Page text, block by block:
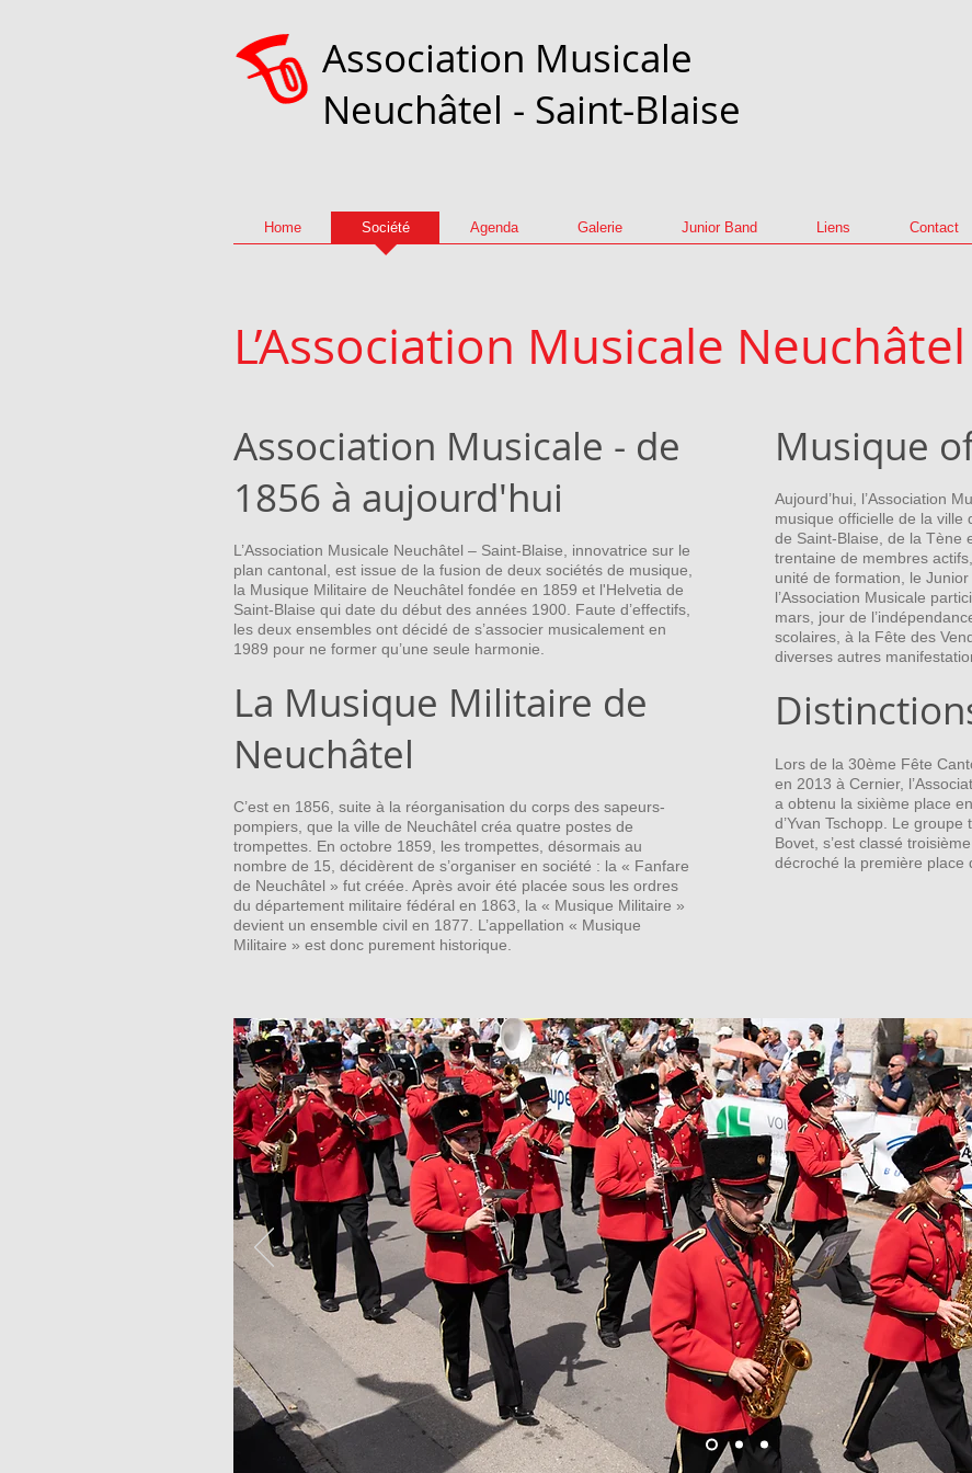
Association Musicale
Neuchâtel - Saint-Blaise
Home Société Agenda Galerie Junior Band Liens Contact
L’Association Musicale Neuchâtel
Association Musicale - de
1856 à aujourd'hui
L’Association Musicale Neuchâtel – Saint-Blaise, innovatrice sur le
plan cantonal, est issue de la fusion de deux sociétés de musique,
la Musique Militaire de Neuchâtel fondée en 1859 et l'Helvetia de
Saint-Blaise qui date du début des années 1900. Faute d’effectifs,
les deux ensembles ont décidé de s’associer musicalement en
1989 pour ne former qu’une seule harmonie.
La Musique Militaire de
Neuchâtel
C’est en 1856, suite à la réorganisation du corps des sapeurs-
pompiers, que la ville de Neuchâtel créa quatre postes de
trompettes. En octobre 1859, les trompettes, désormais au
nombre de 15, décidèrent de s’organiser en société : la « Fanfare
de Neuchâtel » fut créée. Après avoir été placée sous les ordres
du département militaire fédéral en 1863, la « Musique Militaire »
devient un ensemble civil en 1877. L’appellation « Musique
Militaire » est donc purement historique.
Musique
Aujourd’hui, l’Association
musique officielle de la ville
de Saint-Blaise, de la Tène
trentaine de membres
unité de formation, le
l’Association Musicale
mars, jour de
scolaires, à la Fête des
diverses autres
Lors de la 30ème Fête
en 2013 à Cernier,
a obtenu la sixième place
d’Yvan Tschopp. Le
Bovet, s’est classé
décroché la première place